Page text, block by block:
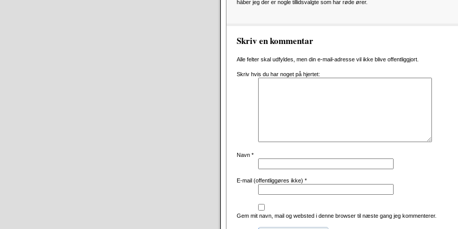
håber jeg der er nogle tillidsvalgte som har røde ører.
Skriv en kommentar
Alle felter skal udfyldes, men din e-mail-adresse vil ikke blive offentliggjort.
Skriv hvis du har noget på hjertet:
Navn *
E-mail (offentliggøres ikke) *
Gem mit navn, mail og websted i denne browser til næste gang jeg kommenterer.